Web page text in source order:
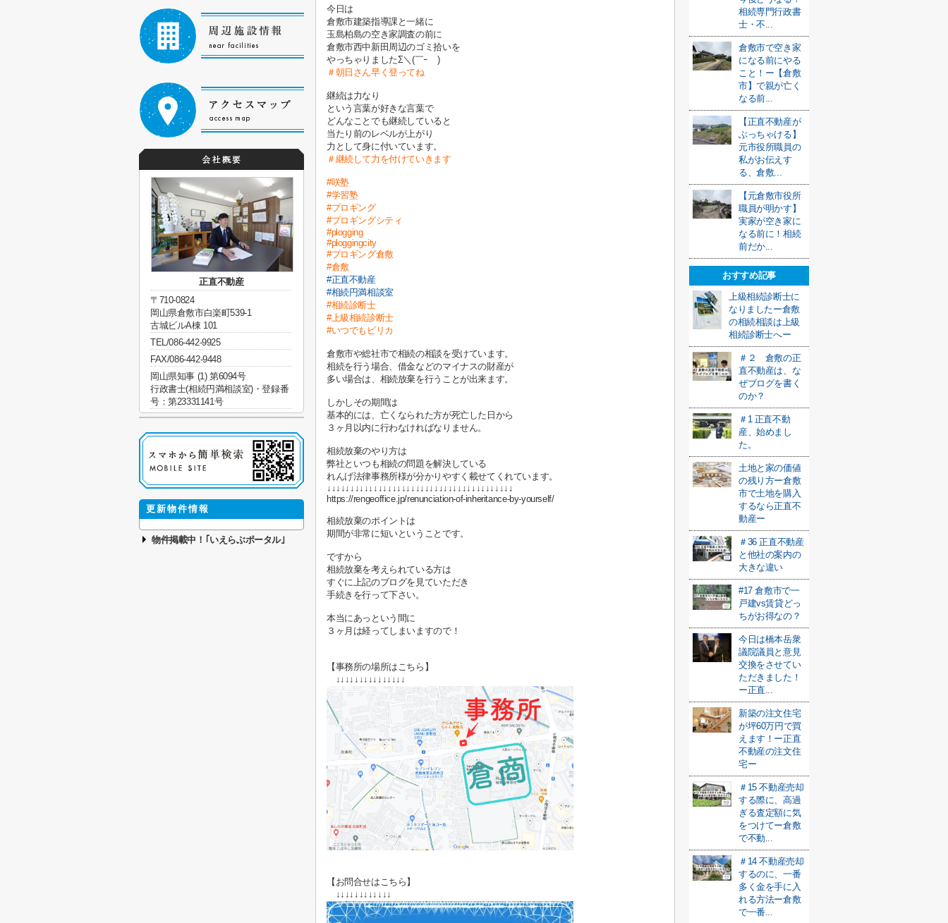
今日は
倉敷市建築指導課と一緒に
玉島柏島の空き家調査の前に
倉敷市西中新田周辺のゴミ拾いを
やっちゃりましたΣ＼(￣ｰ￣)
＃朝日さん早く登ってね
継続は力なり
という言葉が好きな言葉で
どんなことでも継続していると
当たり前のレベルが上がり
力として身に付いています。
＃継続して力を付けていきます
#咲塾
#学習塾
#プロギング
#プロギングシティ
#plogging
#ploggingcity
#プロギング倉敷
#倉敷
#正直不動産
#相続円満相談室
#相続診断士
#上級相続診断士
#いつでもピリカ
倉敷市や総社市で相続の相談を受けています。
相続を行う場合、借金などのマイナスの財産が
多い場合は、相続放棄を行うことが出来ます。
しかしその期間は
基本的には、亡くなられた方が死亡した日から
３ヶ月以内に行わなければなりません。
相続放棄のやり方は
弊社といつも相続の問題を解決している
れんげ法律事務所様が分かりやすく載せてくれています。
↓↓↓↓↓↓↓↓↓↓↓↓↓↓↓↓↓↓↓↓↓↓↓↓↓↓↓↓↓↓↓↓↓↓↓↓↓↓↓↓
https://rengeoffice.jp/renunciation-of-inheritance-by-yourself/
相続放棄のポイントは
期間が非常に短いということです。
ですから
相続放棄を考えられている方は
すぐに上記のブログを見ていただき
手続きを行って下さい。
本当にあっという間に
３ヶ月は経ってしまいますので！
【事務所の場所はこちら】
↓↓↓↓↓↓↓↓↓↓↓↓↓↓↓
【お問合せはこちら】
↓↓↓↓↓↓↓↓↓↓↓↓
相続専門行政書
士・不...
倉敷市で空き家
になる前にやる
こと！ー【倉敷
市】で親が亡く
なる前...
【正直不動産が
ぶっちゃける】
元市役所職員の
私がお伝えす
る、倉敷...
【元倉敷市役所
職員が明かす】
実家が空き家に
なる前に！相続
前だか...
おすすめ記事
上級相続診断士に
なりましたー倉敷
の相続相談は上級
相続診断士へー
＃２ 倉敷の正
直不動産は、な
ぜブログを書く
のか？
＃1 正直不動
産、始めまし
た。
土地と家の価値
の残り方ー倉敷
市で土地を購入
するなら正直不
動産ー
＃36 正直不動産
と他社の案内の
大きな違い
#17 倉敷市で一
戸建vs賃貸どっ
ちがお得なの？
今日は橋本岳衆
議院議員と意見
交換をさせてい
ただきました！
ー正直...
新築の注文住宅
が坪60万円で買
えます！ー正直
不動産の注文住
宅ー
＃15 不動産売却
する際に、高過
ぎる査定額に気
をつけてー倉敷
で不動...
＃14 不動産売却
するのに、一番
多く金を手に入
れる方法ー倉敷
で一番...
正直不動産
〒710-0824
岡山県倉敷市白楽町539-1
古城ビルA棟 101
TEL/086-442-9925
FAX/086-442-9448
岡山県知事 (1) 第6094号
行政書士(相続円満相談室)・登録番
号：第23331141号
更新物件情報
物件掲載中！｢いえらぶポータル｣